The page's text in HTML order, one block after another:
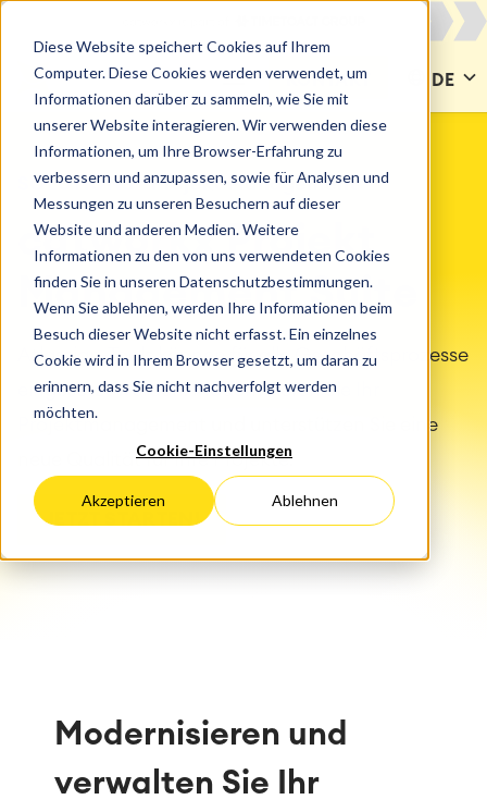
Diese Website speichert Cookies auf Ihrem
Computer. Diese Cookies werden verwendet, um
Informationen darüber zu sammeln, wie Sie mit
unserer Website interagieren. Wir verwenden diese
Informationen, um Ihre Browser-Erfahrung zu
verbessern und anzupassen, sowie für Analysen und
Messungen zu unseren Besuchern auf dieser
Website und anderen Medien. Weitere
Informationen zu den von uns verwendeten Cookies
finden Sie in unseren Datenschutzbestimmungen.
Wenn Sie ablehnen, werden Ihre Informationen beim
Besuch dieser Website nicht erfasst. Ein einzelnes
Cookie wird in Ihrem Browser gesetzt, um daran zu
erinnern, dass Sie nicht nachverfolgt werden
möchten.
Cookie-Einstellungen
Akzeptieren Ablehnen
KONTAKT DE
SOLUTIONS Projekt Management
catworkx Projekt
Management Suite
Atlassian-Tools können für alle Geschäftsprozesse
eingesetzt werden. Modernisieren Sie Ihr
Projektmanagement und unterstützen Sie eine
neue Qualität für Ihre Projekte.
JETZT STARTEN!
Modernisieren und
verwalten Sie Ihr